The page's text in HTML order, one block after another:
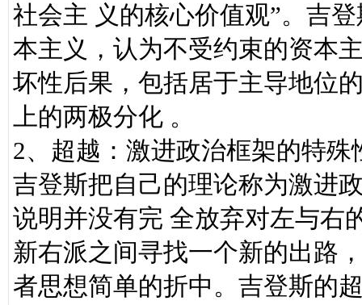
社会主 义的核心价值观”。吉
本主义，认为不受约束的资本
坏性后果，包括居于主导地位
上的两极分化 。
2、超越：激进政治框架的特殊
吉登斯把自己的理论称为激进
说明并没有完 全放弃对左与右
新右派之间寻找一个新的出路
者思想简单的折中。吉登斯的